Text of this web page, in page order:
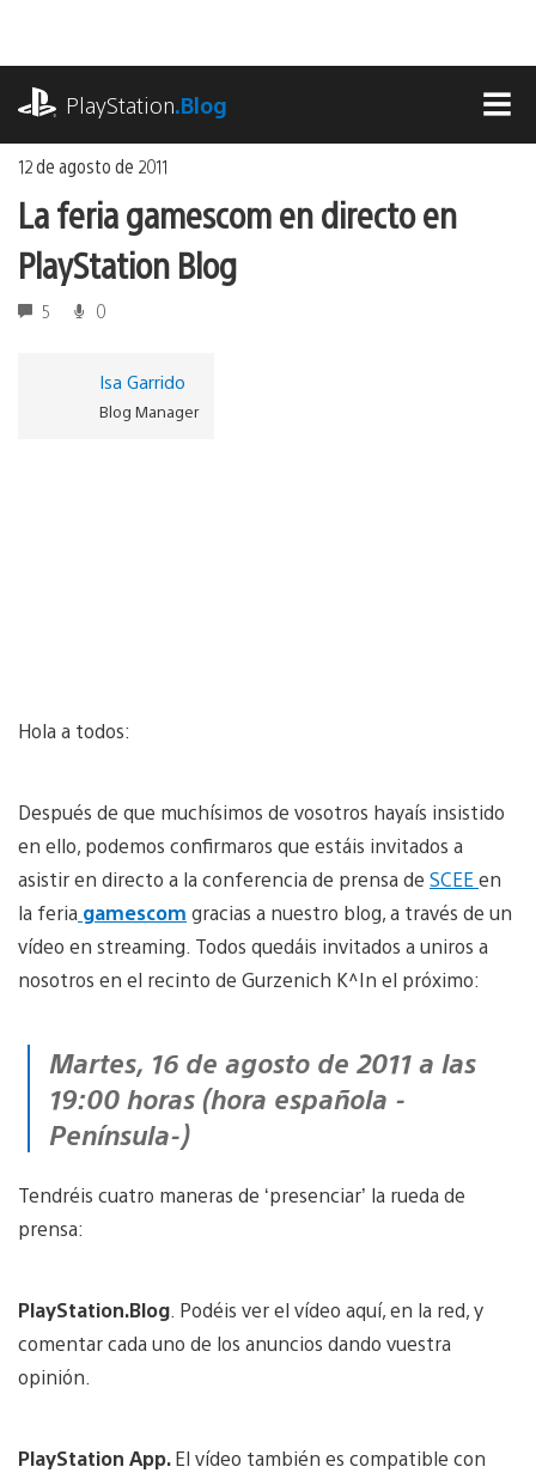
contenido
PlayStation.Blog
12 de agosto de 2011
La feria gamescom en directo en
PlayStation Blog
5 0
Isa Garrido
Blog Manager
Hola a todos:
Después de que muchísimos de vosotros hayaís insistido
en ello, podemos confirmaros que estáis invitados a
asistir en directo a la conferencia de prensa de SCEE en
la feria gamescom gracias a nuestro blog, a través de un
vídeo en streaming. Todos quedáis invitados a uniros a
nosotros en el recinto de Gurzenich K^In el próximo:
Martes, 16 de agosto de 2011 a las
19:00 horas (hora española -
Península-)
Tendréis cuatro maneras de ‘presenciar’ la rueda de
prensa:
PlayStation.Blog . Podéis ver el vídeo aquí, en la red, y
comentar cada uno de los anuncios dando vuestra
opinión.
PlayStation App.El vídeo también es compatible con